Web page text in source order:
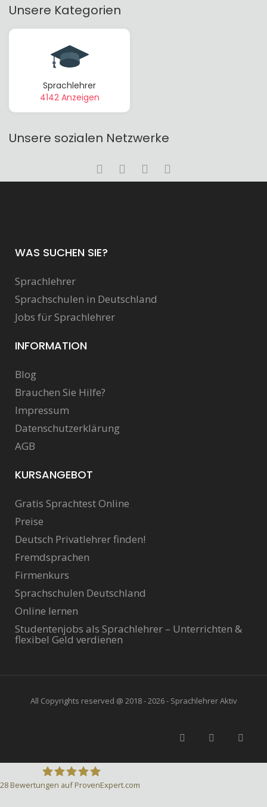
Unsere Kategorien
Sprachlehrer
4142 Anzeigen
Unsere sozialen Netzwerke
WAS SUCHEN SIE?
Sprachlehrer
Sprachschulen in Deutschland
Jobs für Sprachlehrer
INFORMATION
Blog
Brauchen Sie Hilfe?
Impressum
Datenschutzerklärung
AGB
KURSANGEBOT
Gratis Sprachtest Online
Preise
Deutsch Privatlehrer finden!
Fremdsprachen
Firmenkurs
Sprachschulen Deutschland
Online lernen
Studentenjobs als Sprachlehrer – Unterrichten &
flexibel Geld verdienen
All Copyrights reserved @ 2018 - 2026 - Sprachlehrer Aktiv
28 Bewertungen auf ProvenExpert.com